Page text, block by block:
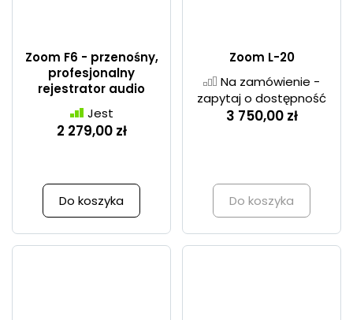
Zoom F6 - przenośny,
profesjonalny
rejestrator audio
Jest
2 279,00 zł
Do koszyka
Zoom L-20
Na zamówienie -
zapytaj o dostępność
3 750,00 zł
Do koszyka